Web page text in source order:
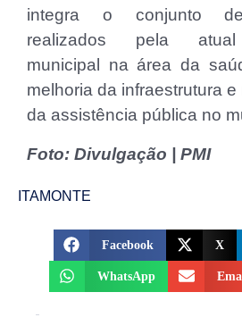
integra o conjunto de
realizados pela atual
municipal na área da
melhoria da infraestrutura
da assistência pública no
Foto: Divulgação | PMI
ITAMONTE
Facebook X
WhatsApp